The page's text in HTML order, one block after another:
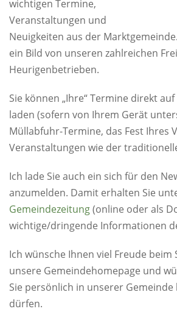
wichtigen Termine,
Veranstaltungen und
Neuigkeiten aus der
ein Bild von unseren zahlreichen
Heurigenbetrieben.
Sie können „Ihre“ Termine direkt
laden (sofern von Ihrem Gerät
Müllabfuhr-Termine, das Fest Ihres
Veranstaltungen wie der
Ich lade Sie auch ein sich für den
anzumelden. Damit erhalten Sie
Gemeindezeitung(online oder als
wichtige/dringende Informationen
Ich wünsche Ihnen viel Freude beim
unsere Gemeindehomepage und
Sie persönlich in unserer Gemeinde
dürfen.